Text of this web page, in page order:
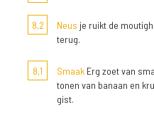
8,2 Neus je ruikt de
terug.
8,1 Smaak Erg zoet van
tonen van banaan en
gist.